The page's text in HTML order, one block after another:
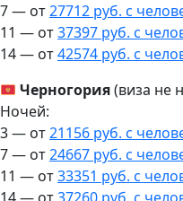
7 — от27712 руб. с
11 — от37397 руб. с
14 — от42574 руб. с
Черногория(виза не
Ночей:
3 — от21156 руб. с
7 — от24667 руб. с
11 — от33351 руб. с